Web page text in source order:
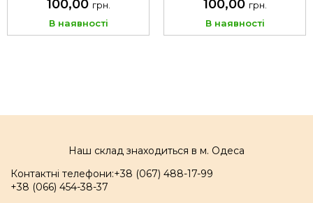
100,00 грн.
В наявності
100,00 грн.
В наявності
Наш склад знаходиться в м. Одеса
Контактні телефони:+38 (067) 488-17-99
+38 (066) 454-38-37